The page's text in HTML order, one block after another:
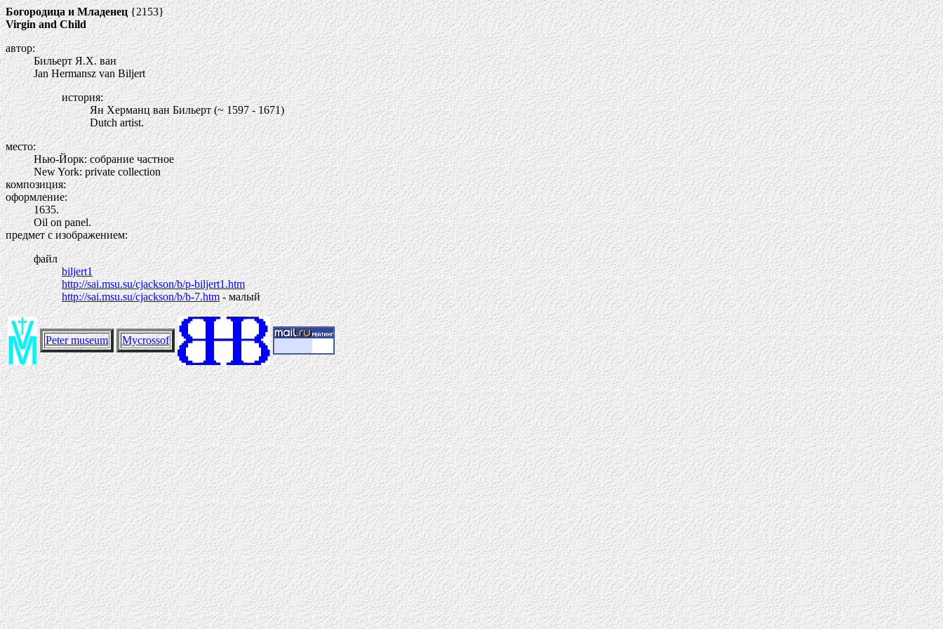
Богородица и Младенец{2153}
Virgin and Child
автор:
Бильерт Я.Х. ван
Jan Hermansz van Biljert
история:
Ян Херманц ван Бильерт (~ 1597 - 1671)
Dutch artist.
место:
Нью-Йорк: собрание частное
New York: private collection
композиция:
оформление:
1635.
Oil on panel.
предмет с изображением:
файл
biljert1
http://sai.msu.su/cjackson/b/p-biljert1.htm
http://sai.msu.su/cjackson/b/b-7.htm- малый
Peter museum Mycrossof